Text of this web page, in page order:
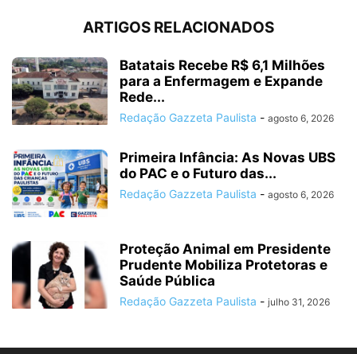
ARTIGOS RELACIONADOS
Batatais Recebe R$ 6,1 Milhões
para a Enfermagem e Expande
Rede...
Redação Gazzeta Paulista - agosto 6, 2026
Primeira Infância: As Novas UBS
do PAC e o Futuro das...
Redação Gazzeta Paulista - agosto 6, 2026
Proteção Animal em Presidente
Prudente Mobiliza Protetoras e
Saúde Pública
Redação Gazzeta Paulista - julho 31, 2026